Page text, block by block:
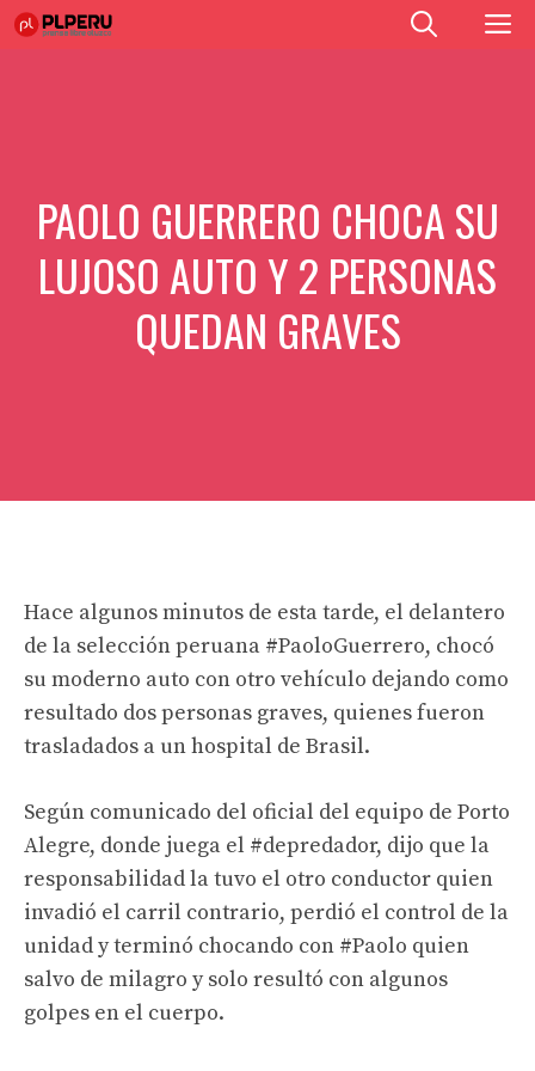
Saltar
PAOLO GUERRERO CHOCA SU
LUJOSO AUTO Y 2 PERSONAS
QUEDAN GRAVES
Hace algunos minutos de esta tarde, el delantero
de la selección peruana #PaoloGuerrero, chocó
su moderno auto con otro vehículo dejando como
resultado dos personas graves, quienes fueron
trasladados a un hospital de Brasil.
Según comunicado del oficial del equipo de Porto
Alegre, donde juega el #depredador, dijo que la
responsabilidad la tuvo el otro conductor quien
invadió el carril contrario, perdió el control de la
unidad y terminó chocando con #Paolo quien
salvo de milagro y solo resultó con algunos
golpes en el cuerpo.